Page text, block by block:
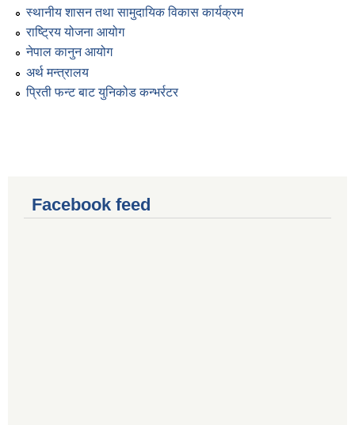
स्थानीय शासन तथा सामुदायिक विकास कार्यक्रम
राष्ट्रिय योजना आयोग
नेपाल कानुन आयोग
अर्थ मन्त्रालय
प्रिती फन्ट बाट युनिकोड कन्भर्रटर
Facebook feed